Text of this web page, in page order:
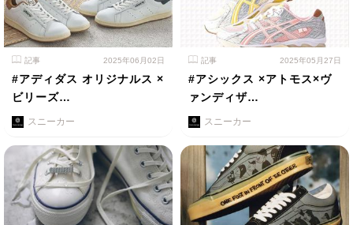
記事 2025年06月02日
#アディダス オリジナルス ×
ビリーズ…
スニーカー
記事 2025年05月27日
#アシックス ×アトモス×ヴ
ァンディザ…
スニーカー